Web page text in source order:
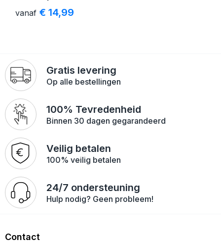
vanaf € 14,99
Gratis levering
Op alle bestellingen
100% Tevredenheid
Binnen 30 dagen gegarandeerd
Veilig betalen
100% veilig betalen
24/7 ondersteuning
Hulp nodig? Geen probleem!
Contact